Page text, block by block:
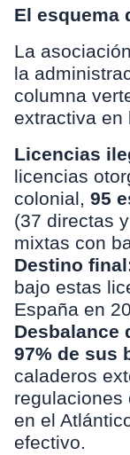
El esquema
La
la
columna
extractiva en
Licencias
licencias
colonial, 95
(37 directas
mixtas con
Destino
bajo estas
España en
Desbalance
97% de sus
caladeros
regulaciones
en el
efectivo.